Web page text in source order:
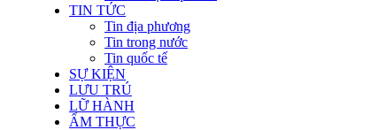
TIN TỨC
Tin địa phương
Tin trong nước
Tin quốc tế
SỰ KIỆN
LƯU TRÚ
LỮ HÀNH
ẨM THỰC